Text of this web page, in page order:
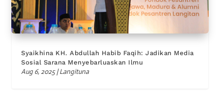
Syaikhina KH. Abdullah Habib Faqih: Jadikan Media
Sosial Sarana Menyebarluaskan Ilmu
Aug 6, 2025|Langituna